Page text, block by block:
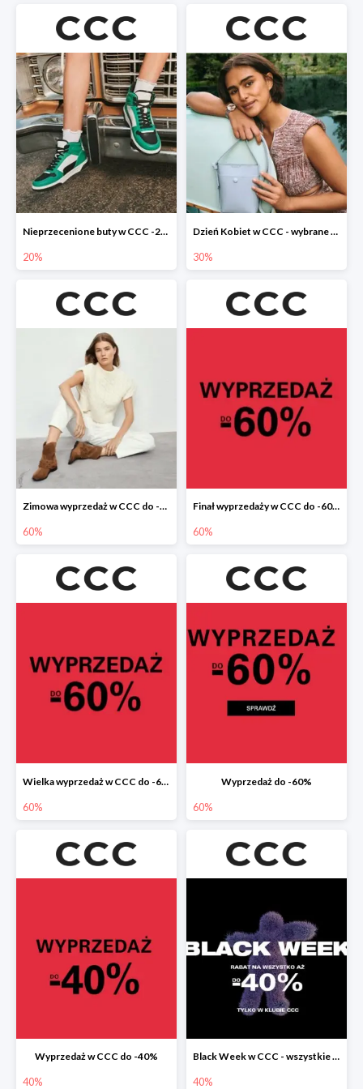
Nieprzecenione buty w CCC -20%
20%
Dzień Kobiet w CCC - wybrane torebki i buty do -30%
30%
Zimowa wyprzedaż w CCC do -60%
60%
Finał wyprzedaży w CCC do -60%
60%
Wielka wyprzedaż w CCC do -60%
60%
Wyprzedaż do -60%
60%
Wyprzedaż w CCC do -40%
40%
Black Week w CCC - wszystkie produkty do -40%
40%